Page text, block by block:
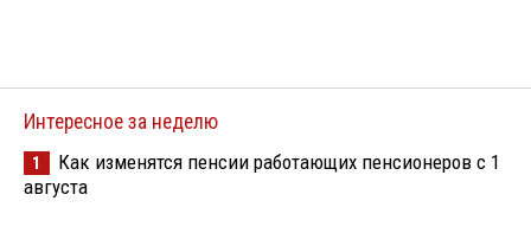
Интересное за неделю
1
Как изменятся пенсии работающих пенсионеров с 1
августа